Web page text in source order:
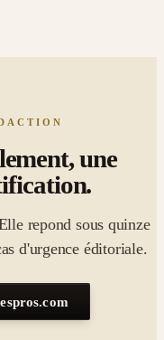
une
repond sous quinze
d'urgence éditoriale.